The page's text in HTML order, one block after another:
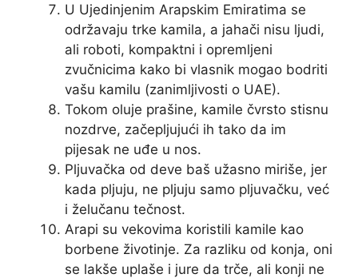
U Ujedinjenim Arapskim Emiratima se
održavaju trke kamila, a jahači nisu ljudi,
ali roboti, kompaktni i opremljeni
zvučnicima kako bi vlasnik mogao bodriti
vašu kamilu (zanimljivosti o UAE).
Tokom oluje prašine, kamile čvrsto stisnu
nozdrve, začepljujući ih tako da im
pijesak ne uđe u nos.
Pljuvačka od deve baš užasno miriše, jer
kada pljuju, ne pljuju samo pljuvačku, već
i želučanu tečnost.
Arapi su vekovima koristili kamile kao
borbene životinje. Za razliku od konja, oni
se lakše uplaše i jure da trče, ali konji ne